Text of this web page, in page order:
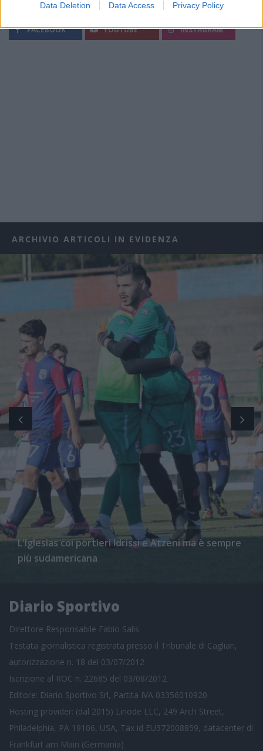
Data Deletion Data Access Privacy Policy
Segui Diario Sportivo:
FACEBOOK YOUTUBE INSTAGRAM
ARCHIVIO ARTICOLI IN EVIDENZA
L'Iglesias coi portieri Idrissi e Atzeni ma è sempre
più sudamericana
Diario Sportivo
Direttore Responsabile Fabio Salis
Testata giornalistica registrata presso il Tribunale di Cagliari,
autorizzazione n. 18 del 03/07/2012
Iscrizione al ROC n. 22685 del 03/08/2012
Editore: Diario Sportivo Srl, Partita IVA 03356010920
Hosting provider: (dal 2015) Linode LLC, 249 Arch Street,
Philadelphia, PA 19106, USA, Tax id EU372008859, datacenter di
Frankfurt am Main (Germania)